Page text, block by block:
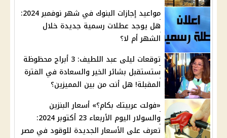
مواعيد إجازات البنوك في شهر نوفمبر 2024:
هل يوجد عطلات رسمية جديدة خلال
الشهر أم لا؟
توقعات ليلى عبد اللطيف: 3 أبراج محظوظة
ستستقبل بشائر الخير والسعادة في الفترة
المقبلة! هل أنت من بين المميزين؟
«فولت عربيتك بكام؟» أسعار البنزين
والسولار اليوم الأربعاء 23 أكتوبر 2024:
تعرف على الأسعار الجديدة للوقود في مصر